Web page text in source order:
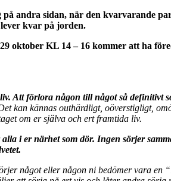
andra sidan, när den kvarvarande
kvar på jorden.
oktober KL 14 – 16 kommer att ha
Att förlora någon till något så definitivt
kan kännas outhärdligt, oöverstigligt,
om er själva och ert framtida liv.
i er närhet som dör. Ingen sörjer
något eller någon ni bedömer vara